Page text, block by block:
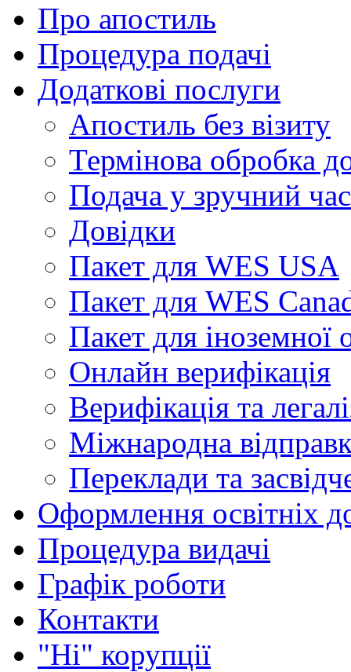
Про апостиль
Процедура подачі
Додаткові послуги
Апостиль без візиту
Термінова обробка
Подача у зручний час
Довідки
Пакет для WES USA
Пакет для WES
Пакет для іноземної
Онлайн верифікація
Верифікація та
Міжнародна
Переклади та
Оформлення освітніх
Процедура видачі
Графік роботи
Контакти
"Ні" корупції